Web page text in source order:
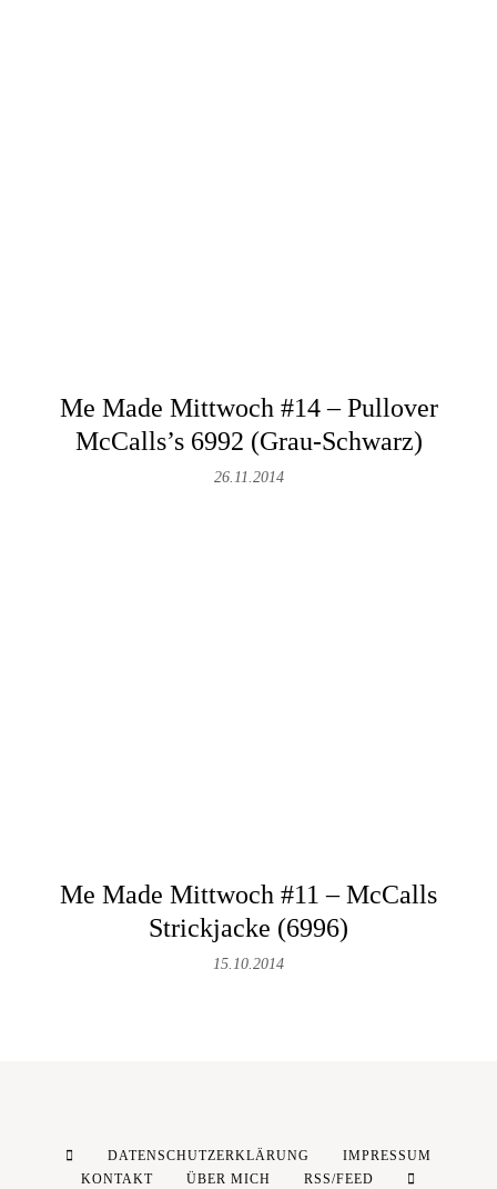
Me Made Mittwoch #14 – Pullover
McCalls’s 6992 (Grau-Schwarz)
26.11.2014
Me Made Mittwoch #11 – McCalls
Strickjacke (6996)
15.10.2014
DATENSCHUTZERKLÄRUNG
IMPRESSUM
KONTAKT
ÜBER MICH RSS/FEED